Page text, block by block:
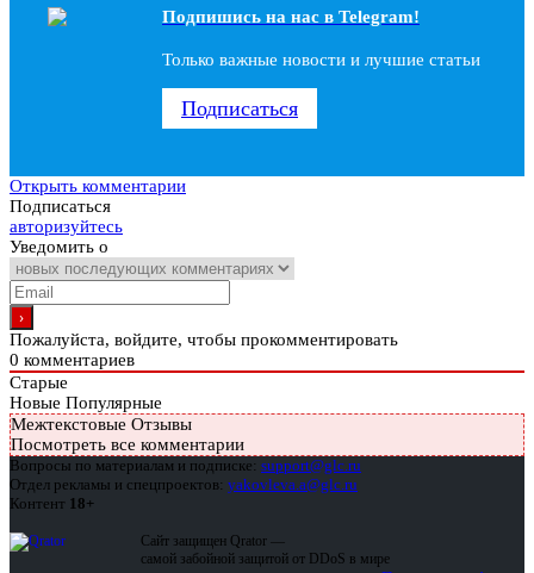
Подпишись на наc в Telegram!
Только важные новости и лучшие статьи
Подписаться
Открыть комментарии
Подписаться
авторизуйтесь
Уведомить о
Пожалуйста, войдите, чтобы прокомментировать
0 комментариев
Старые
Новые Популярные
Межтекстовые Отзывы
Посмотреть все комментарии
Вопросы по материалам и подписке: support@glc.ru
Отдел рекламы и спецпроектов: yakovleva.a@glc.ru
Контент 18+
Сайт защищен Qrator —
самой забойной защитой от DDoS в мире